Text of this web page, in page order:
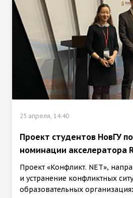
25 апреля, 14:40
Проект студентов НовГУ
номинации акселератора
Проект «Конфликт. NET»,
и устранение конфликтных
образовательных